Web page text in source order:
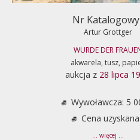
Nr Katalogowy
Artur Grottger
WURDE DER
akwarela, tusz,
aukcja z 28 lipca
Wywoławcza: 5
Cena
... więcej ...